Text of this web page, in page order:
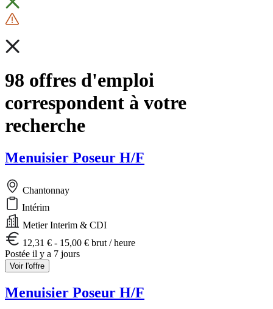
98 offres d'emploi
correspondent à votre
recherche
Menuisier Poseur H/F
Chantonnay
Intérim
Metier Interim & CDI
12,31 € - 15,00 € brut / heure
Postée il y a 7 jours
Voir l'offre
Menuisier Poseur H/F